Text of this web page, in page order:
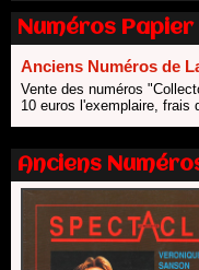
20/06/2026
Le palmarès des prix
18/06/2026
Les 10 lauréats du
SACD
13/06/2026
Nomination de
direction du Théâtre de
Dispositif SACD
18/03/2026
Numéros Papier
Anciens Numéros de
Vente des numéros
10 euros l'exemplaire, frais
Anciens